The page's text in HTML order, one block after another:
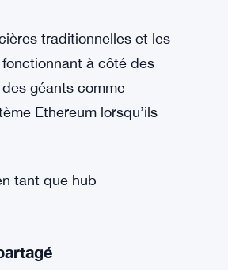
traditionnelles et les
géants comme